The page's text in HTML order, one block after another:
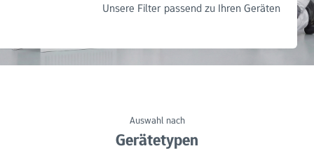
Unsere Filter passend zu Ihren Geräten
Auswahl nach
Gerätetypen